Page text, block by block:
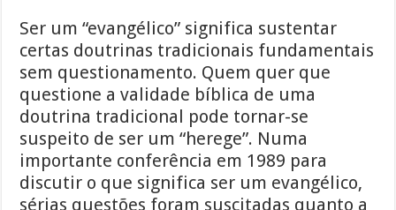
Ser um “evangélico” significa sustentar
certas doutrinas tradicionais fundamentais
sem questionamento. Quem quer que
questione a validade bíblica de uma
doutrina tradicional pode tornar-se
suspeito de ser um “herege”. Numa
importante conferência em 1989 para
discutir o que significa ser um evangélico,
sérias questões foram suscitadas quanto a